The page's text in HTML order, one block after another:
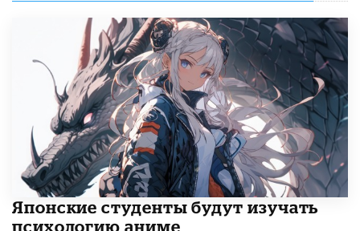
Японские студенты будут изучать
психологию аниме